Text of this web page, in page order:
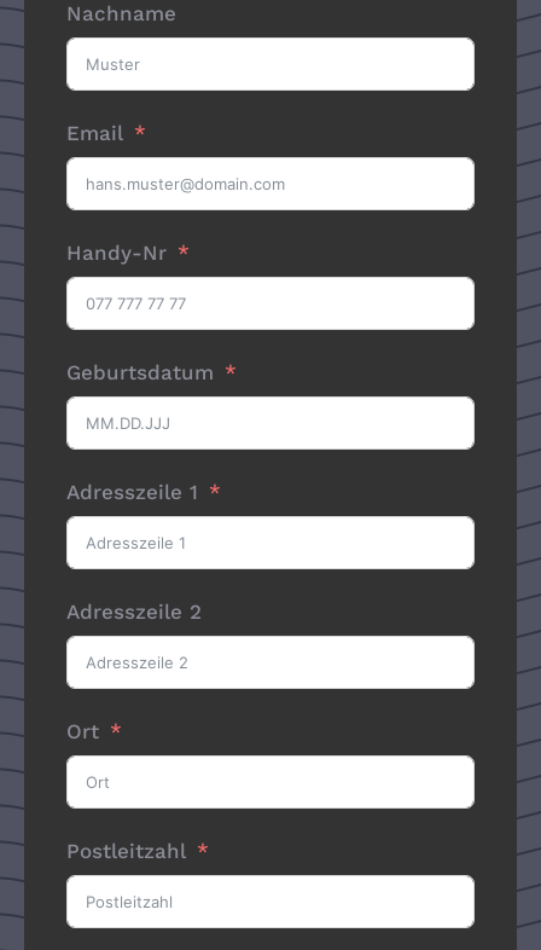
Nachname
Email
Handy-Nr
Geburtsdatum
Adresszeile 1
Adresszeile 2
Ort
Postleitzahl